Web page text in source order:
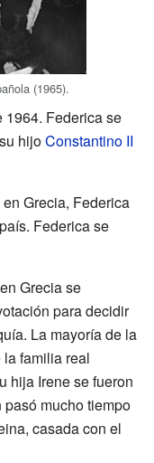
(1965).
1964. Federica se
hijoConstantino II
Grecia, Federica
Federica se
Grecia se
para decidir
La mayoría de la
familia real
hija Irene se fueron
pasó mucho tiempo
casada con el